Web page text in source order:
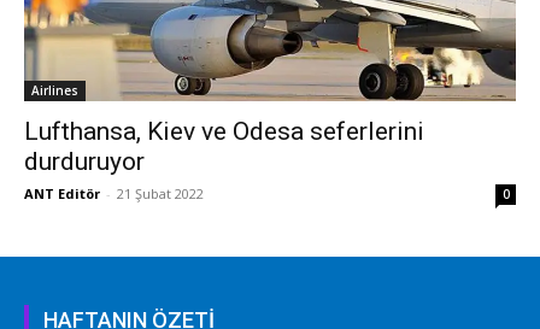
Airlines
Lufthansa, Kiev ve Odesa seferlerini
durduruyor
ANT Editör - 21 Şubat 2022 0
HAFTANIN ÖZETİ